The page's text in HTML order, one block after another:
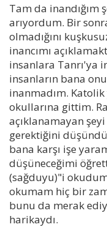
Tam da inandığım
arıyordum. Bir
olmadığını
inancımı
insanlara Tanrı'ya
insanların bana
inanmadım.
okullarına gittim.
açıklanamayan
gerektiğini
bana karşı işe
düşüneceğimi
(sağduyu)"i okudum
okumam hiç bir
bunu da merak
harikaydı.